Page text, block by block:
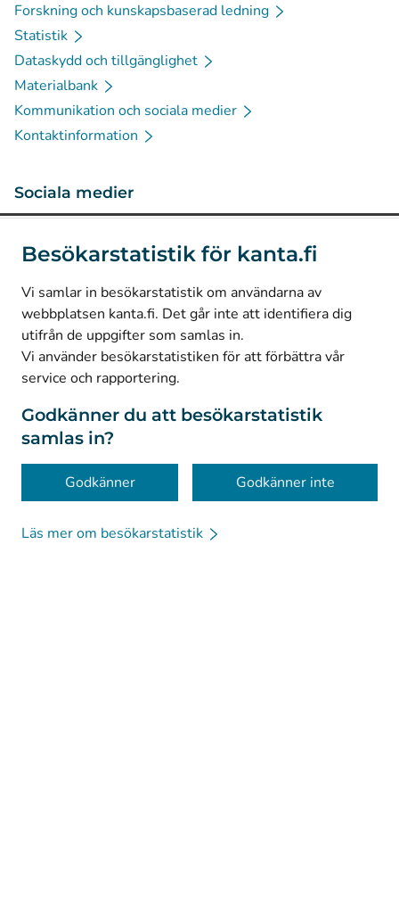
Besökarstatistik för kanta.fi
Vi samlar in besökarstatistik om användarna av
webbplatsen kanta.fi. Det går inte att identifiera dig
utifrån de uppgifter som samlas in.
Vi använder besökarstatistiken för att förbättra vår
service och rapportering.
Godkänner du att besökarstatistik
samlas in?
Godkänner Godkänner inte
Läs mer om besökarstatistik
Forskning och kunskapsbaserad ledning
Statistik
Dataskydd och tillgänglighet
Materialbank
Kommunikation och sociala medier
Kontaktinformation
Sociala medier
LinkedIn(Avautuu uuteen välilehteen)
Facebook
Avautuu uuteen välilehteen)
© Kanta-Palvelut, Kansaneläkelaitos
Dataskydd
Om webbplatsen
Tillgänglighet
Kakor